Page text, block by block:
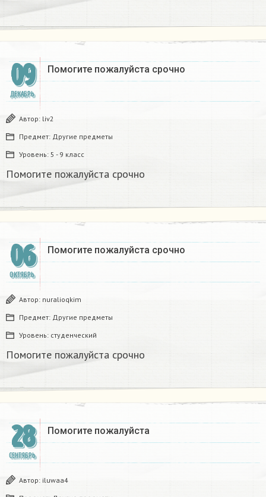
09
ДЕКАБРЬ
Помогите пожалуйста срочно
Автор: liv2
Предмет: Другие предметы
Уровень: 5 - 9 класс
Помогите пожалуйста срочно
06
ОКТЯБРЬ
Помогите пожалуйста срочно
Автор: nuralioqkim
Предмет: Другие предметы
Уровень: студенческий
Помогите пожалуйста срочно
28
СЕНТЯБРЬ
Помогите пожалуйста ​
Автор: iluwaa4